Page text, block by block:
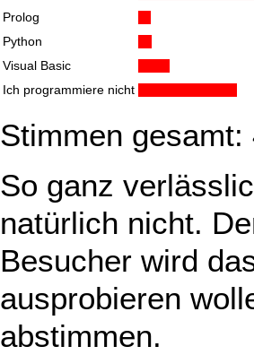
Prolog
Python
Visual Basic
Ich programmiere nicht
Stimmen gesamt:
So ganz
natürlich nicht.
Besucher wird
ausprobieren
abstimmen.